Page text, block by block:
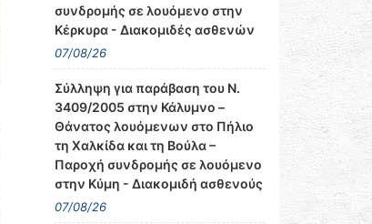
συνδρομής σε λουόμενο στην
Κέρκυρα - Διακομιδές ασθενών
07/08/26
Σύλληψη για παράβαση του Ν.
3409/2005 στην Κάλυμνο –
Θάνατος λουόμενων στο Πήλιο
τη Χαλκίδα και τη Βούλα –
Παροχή συνδρομής σε λουόμενο
στην Κύμη - Διακομιδή ασθενούς
07/08/26